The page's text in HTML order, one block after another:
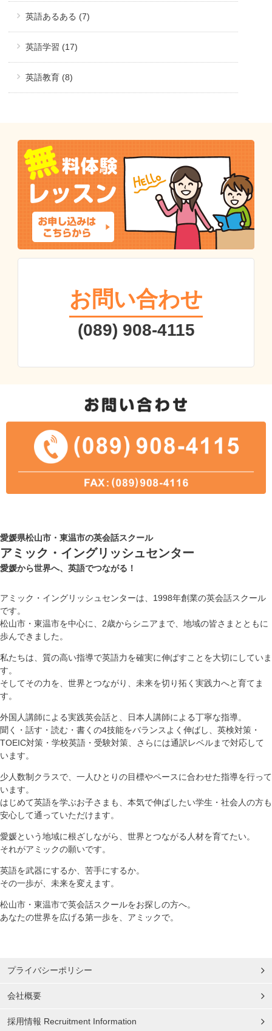
英語あるある (7)
英語学習 (17)
英語教育 (8)
お問い合わせ
(089) 908-4115
愛媛県松山市・東温市の英会話スクール
アミック・イングリッシュセンター
愛媛から世界へ、英語でつながる！
アミック・イングリッシュセンターは、1998年創業の英会話スクール
です。
松山市・東温市を中心に、2歳からシニアまで、地域の皆さまとともに
歩んできました。
私たちは、質の高い指導で英語力を確実に伸ばすことを大切にしていま
す。
そしてその力を、世界とつながり、未来を切り拓く実践力へと育てま
す。
外国人講師による実践英会話と、日本人講師による丁寧な指導。
聞く・話す・読む・書くの4技能をバランスよく伸ばし、英検対策・
TOEIC対策・学校英語・受験対策、さらには通訳レベルまで対応して
います。
少人数制クラスで、一人ひとりの目標やペースに合わせた指導を行って
います。
はじめて英語を学ぶお子さまも、本気で伸ばしたい学生・社会人の方も
安心して通っていただけます。
愛媛という地域に根ざしながら、世界とつながる人材を育てたい。
それがアミックの願いです。
英語を武器にするか、苦手にするか。
その一歩が、未来を変えます。
松山市・東温市で英会話スクールをお探しの方へ。
あなたの世界を広げる第一歩を、アミックで。
プライバシーポリシー
会社概要
採用情報 Recruitment Information